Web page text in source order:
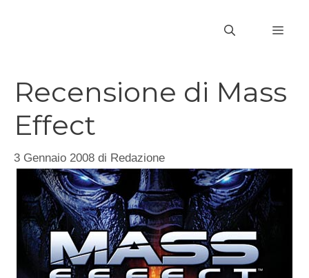
Recensione di Mass
Effect
3 Gennaio 2008 di Redazione